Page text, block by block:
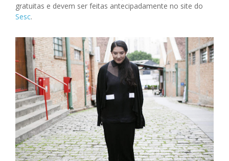
gratuitas e devem ser feitas antecipadamente no site do
Sesc.